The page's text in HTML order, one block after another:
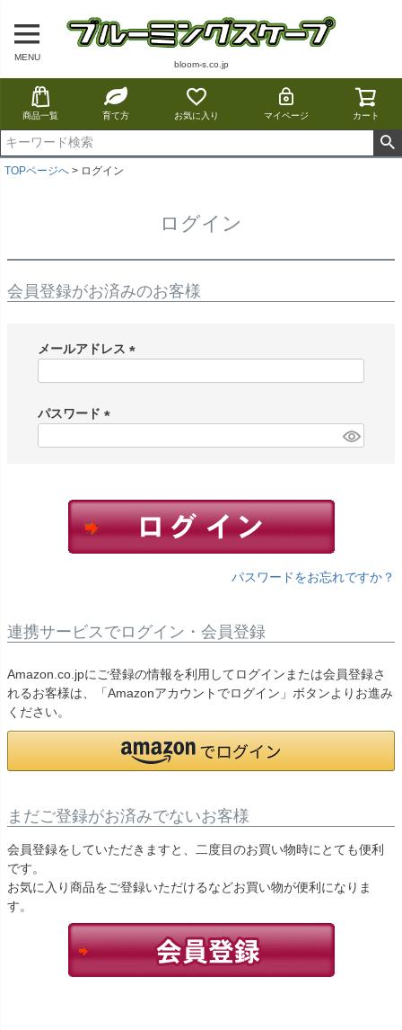
MENU
bloom-s.co.jp
商品一覧 育て方 お気に入り マイページ カート
TOPページへ ログイン
ログイン
会員登録がお済みのお客様
メールアドレス
)
パスワード
パスワードをお忘れですか？
連携サービスでログイン・会員登録
Amazon.co.jpにご登録の情報を利用してログインまたは会員登録さ
れるお客様は、「Amazonアカウントでログイン」ボタンよりお進み
ください。
まだご登録がお済みでないお客様
会員登録をしていただきますと、二度目のお買い物時にとても便利
です。
お気に入り商品をご登録いただけるなどお買い物が便利になりま
す。